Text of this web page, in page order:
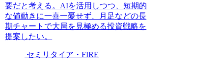
要だと考える。AIを活用しつつ、短期的
な値動きに一喜一憂せず、月足などの長
期チャートで大局を見極める投資戦略を
提案したい。
セミリタイア・FIRE